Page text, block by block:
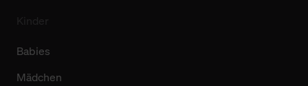
Babies
Mädchen